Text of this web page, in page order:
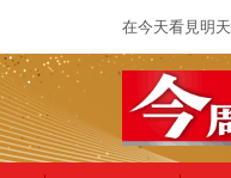
在今天看見明天